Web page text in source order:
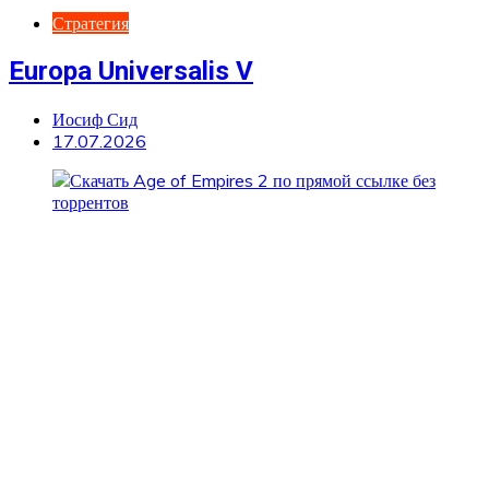
Стратегия
Europa Universalis V
Иосиф Сид
17.07.2026